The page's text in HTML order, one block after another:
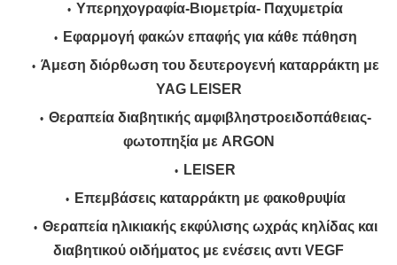
Υπερηχογραφία-Βιομετρία- Παχυμετρία
Εφαρμογή φακών επαφής για κάθε πάθηση
Άμεση διόρθωση του δευτερογενή καταρράκτη με
YAG LElSER
Θεραπεία διαβητικής αμφιβληστροειδοπάθειας-
φωτοπηξία με ARGON
LElSER
Επεμβάσεις καταρράκτη με φακοθρυψία
Θεραπεία ηλικιακής εκφύλισης ωχράς κηλίδας και
διαβητικού οιδήματος με ενέσεις αντι VEGF